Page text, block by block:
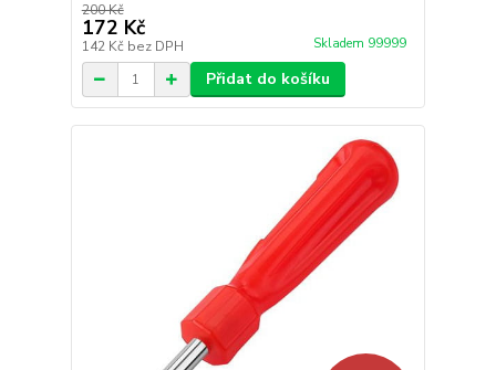
200 Kč
172 Kč
142 Kč bez DPH Skladem 99999
Přidat do košíku